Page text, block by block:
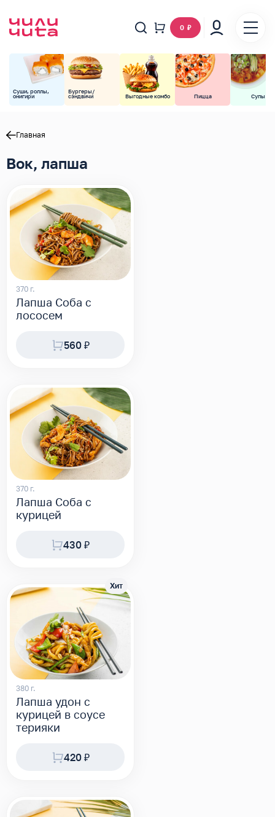
Суши, роллы,
онигири
Бургеры/
сэндвичи Выгодные комбо Пицца Супы
0 ₽
Главная
Вок, лапша
370 г.
Лапша Соба с
лососем
560 ₽
370 г.
Лапша Соба с
курицей
430 ₽
Хит
380 г.
Лапша удон с
курицей в соусе
терияки
420 ₽